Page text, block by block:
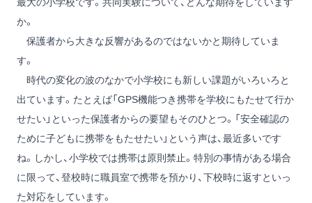
か。
保護者から大きな反響があるのではないかと期待していま
す。
時代の変化の波のなかで小学校にも新しい課題がいろいろと
出ています。たとえば「GPS機能つき携帯を学校にもたせて行か
せたい」といった保護者からの要望もそのひとつ。「安全確認の
ために子どもに携帯をもたせたい」という声は、最近多いです
ね。しかし、小学校では携帯は原則禁止。特別の事情がある場合
に限って、登校時に職員室で携帯を預かり、下校時に返すといっ
た対応をしています。